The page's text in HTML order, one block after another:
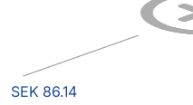
SEK 86.14